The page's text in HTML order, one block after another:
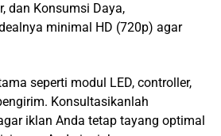
dan Konsumsi Daya,
minimal HD (720p) agar
seperti modul LED, controller,
Konsultasikanlah
iklan Anda tetap tayang optimal